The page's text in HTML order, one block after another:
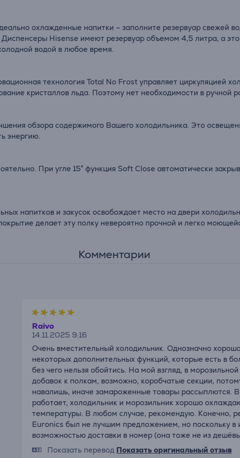
охлажденные напитки – заполните резервуар свежей
Hisense имеют резервуар объемом 4,5 литра, а
водой в любое время.
технология Total No Frost управляет циркуляцией
кристаллов льда. Поэтому нет необходимости в ручной
обзора содержимого Вашего холодильника. Это
энергию.
При угле 15° функция Soft Close автоматически
напитков и закусок освобождает место на двери
делает эту полку невероятно прочной и легко
Комментарии
Raivo
14.11.2025 9:16
Очень вместительный холодильник. Однозначно
некоторых дополнительных функций, которые есть в
без чего нельзя обойтись. На мой взгляд, в
добавок к полкам, возможно, коробчатые секции,
навалишь, иначе замароженные товары рассыплются.
работает, холодильник и морозильник хорошо
температуры. В любом случае, рекомендую. Конечно,
Euronics был не лучшим предложением, но поскольку в
возможностью доставки в номер (она тоже не из
Показать перевод Показать оригинальный отзыв